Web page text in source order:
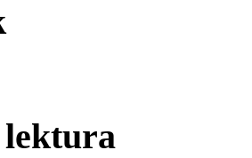
lektura